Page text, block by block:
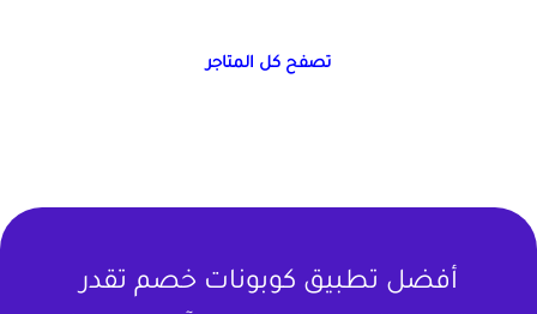
تصفح كل المتاجر
أفضل تطبيق كوبونات خصم تقدر